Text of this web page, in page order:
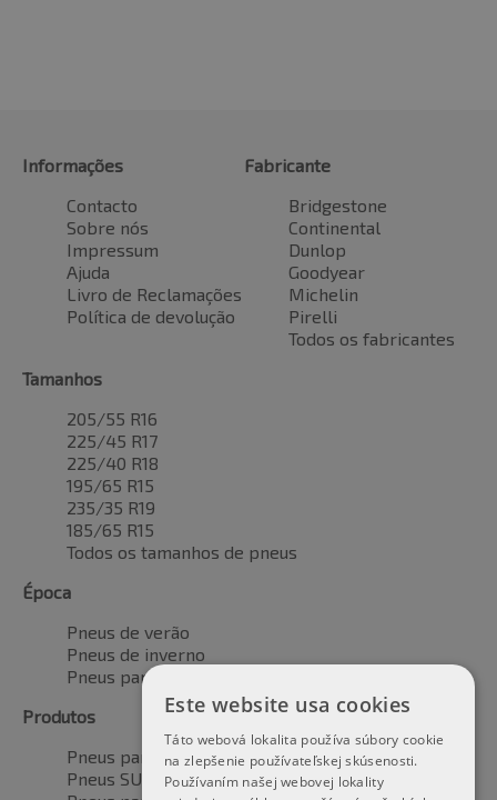
Informações
Contacto
Sobre nós
Impressum
Ajuda
Livro de Reclamações
Política de devolução
Fabricante
Bridgestone
Continental
Dunlop
Goodyear
Michelin
Pirelli
Todos os fabricantes
Tamanhos
205/55 R16
225/45 R17
225/40 R18
195/65 R15
235/35 R19
185/65 R15
Todos os tamanhos de pneus
Época
Pneus de verão
Pneus de inverno
Pneus para todas as estações
Produtos
Pneus para automóveis
Pneus SUV / 4x4
Este website usa cookies
Táto webová lokalita používa súbory cookie
na zlepšenie používateľskej skúsenosti.
Používaním našej webovej lokality